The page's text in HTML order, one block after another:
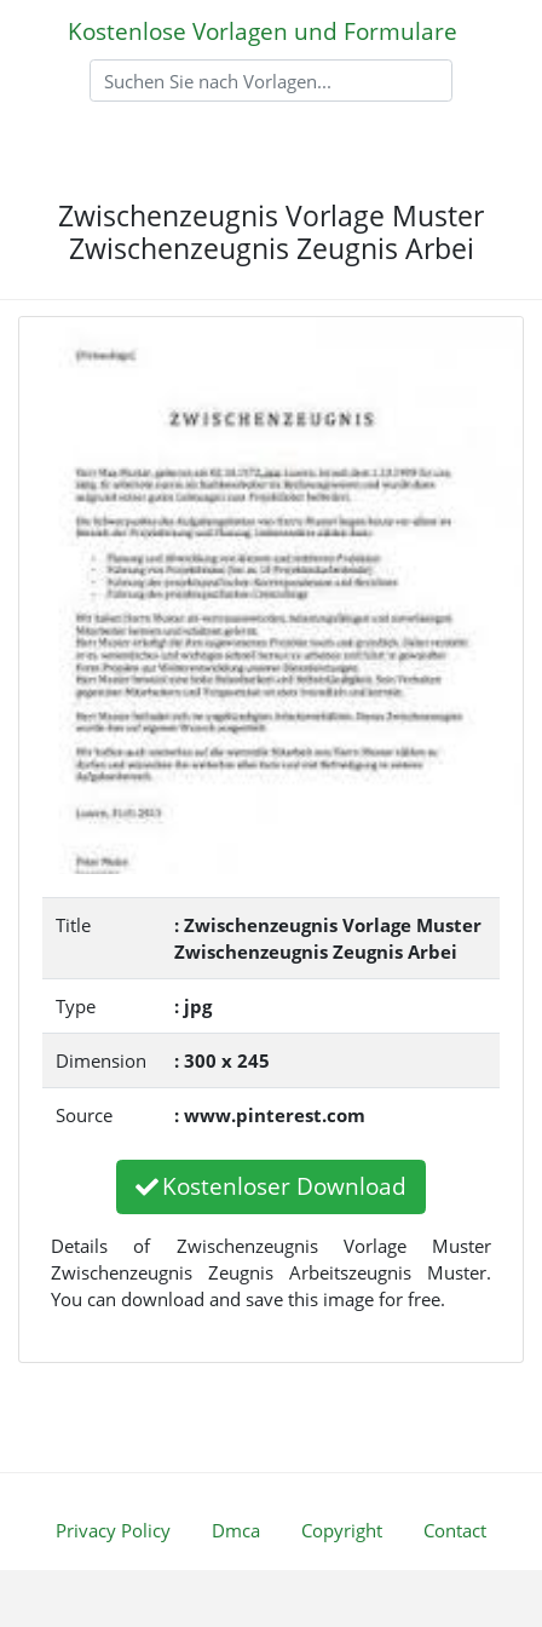
Kostenlose Vorlagen und Formulare
Zwischenzeugnis Vorlage Muster
Zwischenzeugnis Zeugnis Arbei
Title
: Zwischenzeugnis Vorlage Muster
Zwischenzeugnis Zeugnis Arbei
Type : jpg
Dimension : 300 x 245
Source : www.pinterest.com
Kostenloser Download
Details of Zwischenzeugnis Vorlage Muster
Zwischenzeugnis Zeugnis Arbeitszeugnis Muster.
You can download and save this image for free.
Privacy Policy Dmca Copyright Contact